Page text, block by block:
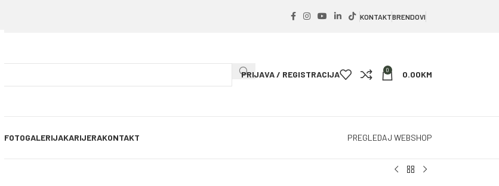
KONTAKTBRENDOVI
PRIJAVA / REGISTRACIJA 0 0.00KM
FOTOGALERIJAKARIJERAKONTAKT PREGLEDAJ WEBSHOP